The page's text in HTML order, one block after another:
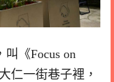
《Focus on
仁一街巷子裡，